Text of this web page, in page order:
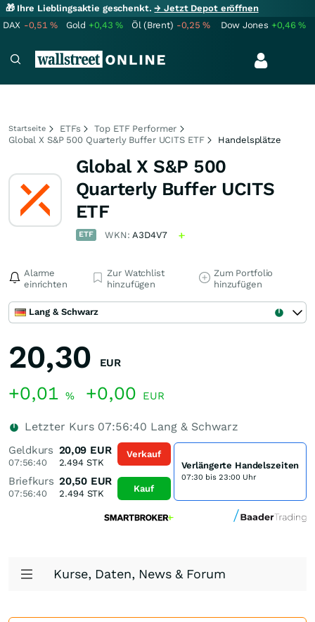
🎁 Ihre Lieblingsaktie geschenkt.→ Jetzt Depot eröffnen
DAX -0,51% Gold +0,43% Öl (Brent) -0,25% Dow Jones +0,46%
Startseite ETFs
Top ETF Performer
Global X S&P 500 Quarterly Buffer UCITS ETF
Handelsplätze
Global X S&P 500
Quarterly Buffer UCITS
ETF
ETF WKN:A3D4V7
Alarme
einrichten
Zur Watchlist
hinzufügen
Zum Portfolio
hinzufügen
Lang & Schwarz
20,30 EUR
+0,01 % +0,00 EUR
Letzter Kurs 07:56:40 Lang & Schwarz
Geldkurs
07:56:40
20,09 EUR
2.494STK
Briefkurs
07:56:40
20,50 EUR
2.494STK
Verkauf
Kauf
Verlängerte Handelszeiten
07:30 bis 23:00 Uhr
Kurse, Daten, News & Forum